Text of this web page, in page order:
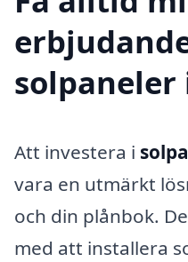
solpaneler
Att investera i
vara en utmärkt
och din plånbok.
med att installera